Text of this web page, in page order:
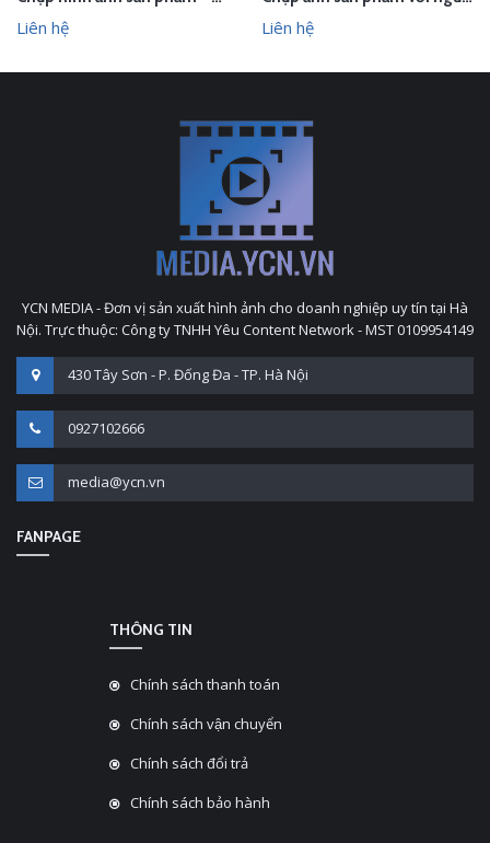
Liên hệ Liên hệ
YCN MEDIA - Đơn vị sản xuất hình ảnh cho doanh nghiệp uy tín tại Hà
Nội. Trực thuộc: Công ty TNHH Yêu Content Network - MST 0109954149
430 Tây Sơn - P. Đống Đa - TP. Hà Nội
0927102666
media@ycn.vn
FANPAGE
THÔNG TIN
Chính sách thanh toán
Chính sách vận chuyển
Chính sách đổi trả
Chính sách bảo hành